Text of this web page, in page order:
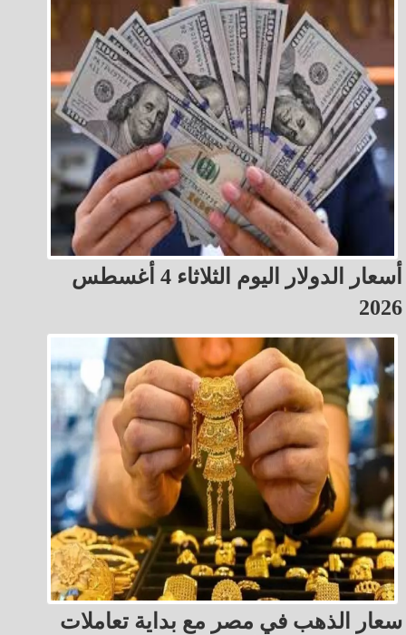
أسعار الدولار اليوم الثلاثاء 4 أغسطس
2026
سعار الذهب في مصر مع بداية تعاملات